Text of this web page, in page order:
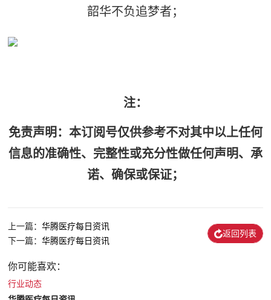
韶华不负追梦者；
注：
免责声明：本订阅号仅供参考不对其中以上任何
信息的准确性、完整性或充分性做任何声明、承
诺、确保或保证；
上一篇：华腾医疗每日资讯
下一篇：华腾医疗每日资讯
返回列表
你可能喜欢：
行业动态